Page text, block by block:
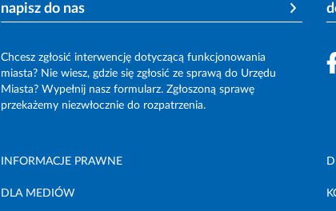
napisz do nas
Chcesz zgłosić interwencję dotyczącą funkcjonowania
miasta? Nie wiesz, gdzie się zgłosić ze sprawą do Urzędu
Miasta? Wypełnij nasz formularz. Zgłoszoną sprawę
przekażemy niezwłocznie do rozpatrzenia.
INFORMACJE PRAWNE
DLA MEDIÓW